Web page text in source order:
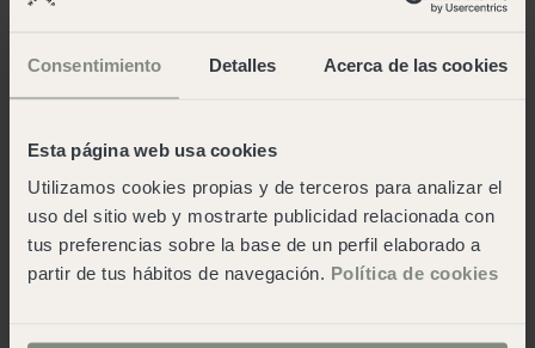
Consentimiento Detalles Acerca de las cookies
Esta página web usa cookies
Utilizamos cookies propias y de terceros para analizar el
uso del sitio web y mostrarte publicidad relacionada con
tus preferencias sobre la base de un perfil elaborado a
partir de tus hábitos de navegación. Política de cookies